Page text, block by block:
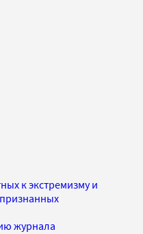
к экстремизму и
журнала